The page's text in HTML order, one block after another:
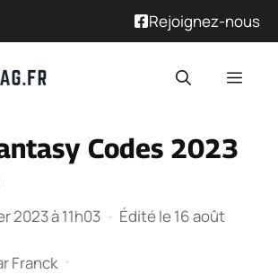
Rejoignez-nous
Codes 2023
2023 à 11h03 · Édité le 16 août
Franck ·